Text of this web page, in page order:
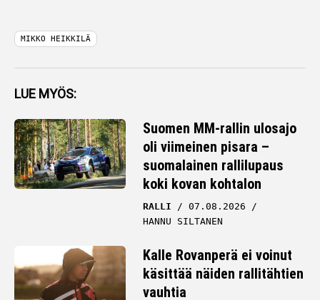
MIKKO HEIKKILÄ
LUE MYÖS:
Suomen MM-rallin ulosajo
oli viimeinen pisara –
suomalainen rallilupaus
koki kovan kohtalon
RALLI
07.08.2026
HANNU SILTANEN
Kalle Rovanperä ei voinut
käsittää näiden rallitähtien
vauhtia